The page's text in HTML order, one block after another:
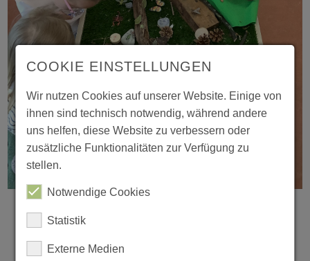
29.05.2026
Auszeichnung für Neugier: Die Kita Dr.-
C.-Otto-Straße erhält Zertifikat der
Stiftung Kinder forschen
COOKIE EINSTELLUNGEN
Wir nutzen Cookies auf unserer Website. Einige von
ihnen sind technisch notwendig, während andere
uns helfen, diese Website zu verbessern oder
zusätzliche Funktionalitäten zur Verfügung zu
stellen.
Notwendige Cookies
Statistik
Externe Medien